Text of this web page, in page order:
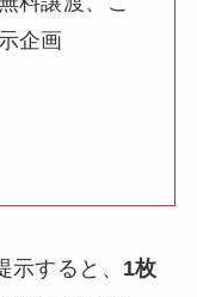
企画
示すると、 1枚